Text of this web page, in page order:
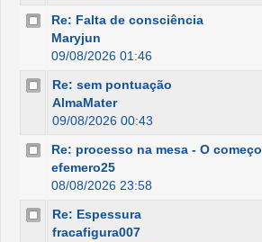
Re: Falta de consciência
Maryjun
09/08/2026 01:46
Re: sem pontuação
AlmaMater
09/08/2026 00:43
Re: processo na mesa - O começo
efemero25
08/08/2026 23:58
Re: Espessura
fracafigura007